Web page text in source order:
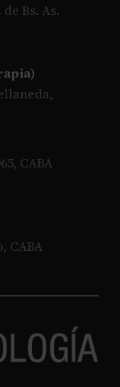
Bs. As.
CABA
CABA